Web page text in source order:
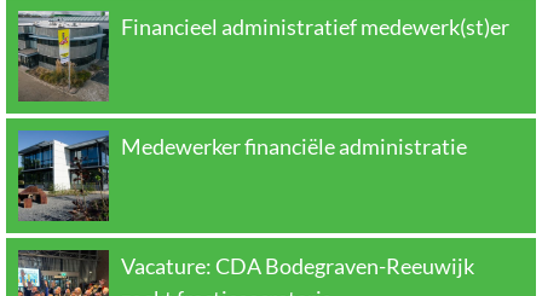
Financieel administratief medewerk(st)er
Medewerker financiële administratie
Vacature: CDA Bodegraven-Reeuwijk